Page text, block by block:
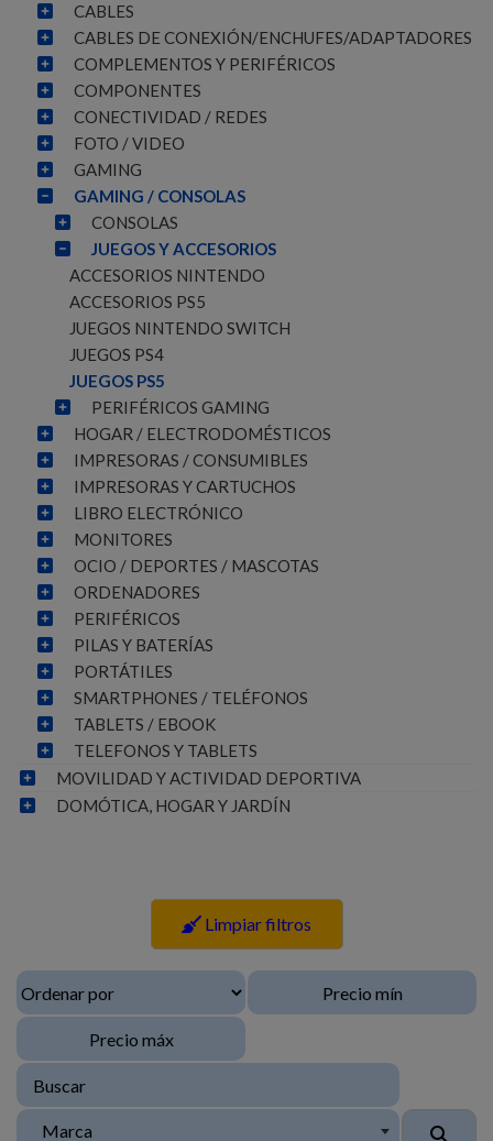
CABLES
CABLES DE CONEXIÓN/ENCHUFES/ADAPTADORES
COMPLEMENTOS Y PERIFÉRICOS
COMPONENTES
CONECTIVIDAD / REDES
FOTO / VIDEO
GAMING
GAMING / CONSOLAS
CONSOLAS
JUEGOS Y ACCESORIOS
ACCESORIOS NINTENDO
ACCESORIOS PS5
JUEGOS NINTENDO SWITCH
JUEGOS PS4
JUEGOS PS5
PERIFÉRICOS GAMING
HOGAR / ELECTRODOMÉSTICOS
IMPRESORAS / CONSUMIBLES
IMPRESORAS Y CARTUCHOS
LIBRO ELECTRÓNICO
MONITORES
OCIO / DEPORTES / MASCOTAS
ORDENADORES
PERIFÉRICOS
PILAS Y BATERÍAS
PORTÁTILES
SMARTPHONES / TELÉFONOS
TABLETS / EBOOK
TELEFONOS Y TABLETS
MOVILIDAD Y ACTIVIDAD DEPORTIVA
DOMÓTICA, HOGAR Y JARDÍN
Limpiar filtros
Marca